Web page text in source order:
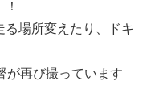
場所変えたり、ドキ
が再び撮っています